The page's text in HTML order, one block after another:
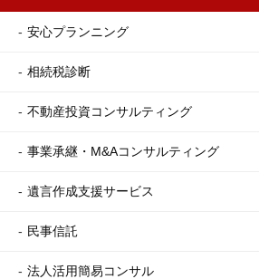
安心プランニング
相続税診断
不動産投資コンサルティング
事業承継・M&Aコンサルティング
遺言作成支援サービス
民事信託
法人活用簡易コンサル